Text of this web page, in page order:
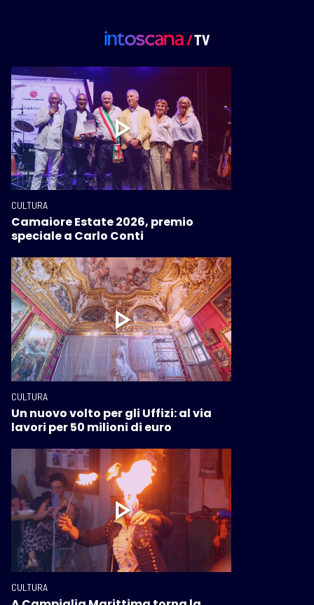
CULTURA
Camaiore Estate 2026, premio
speciale a Carlo Conti
CULTURA
Un nuovo volto per gli Uffizi: al via
lavori per 50 milioni di euro
CULTURA